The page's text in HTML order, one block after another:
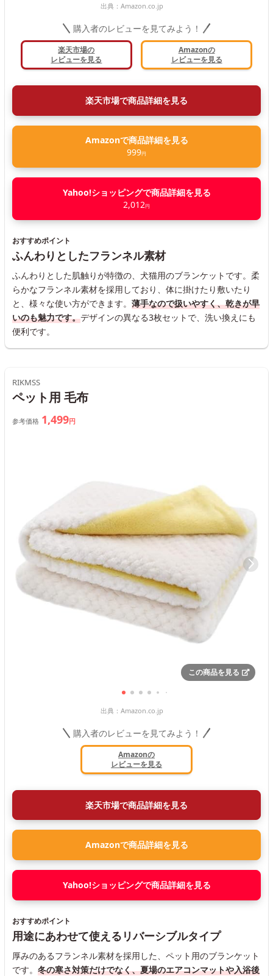
出典： Amazon.co.jp
購入者のレビューを見てみよう！
楽天市場の
レビューを見る
Amazonの
レビューを見る
楽天市場で商品詳細を見る
Amazonで商品詳細を見る
999円
Yahoo!ショッピングで商品詳細を見る
2,012円
おすすめポイント
ふんわりとしたフランネル素材
ふんわりとした肌触りが特徴の、犬猫用のブランケットです。柔
らかなフランネル素材を採用しており、体に掛けたり敷いたり
と、様々な使い方ができます。 薄手なので扱いやすく、乾きが早
いのも魅力です。デザインの異なる3枚セットで、洗い換えにも
便利です。
RIKMSS
ペット用 毛布
参考価格 1,499円
この商品を見る
出典： Amazon.co.jp
購入者のレビューを見てみよう！
Amazonの
レビューを見る
楽天市場で商品詳細を見る
Amazonで商品詳細を見る
Yahoo!ショッピングで商品詳細を見る
おすすめポイント
用途にあわせて使えるリバーシブルタイプ
厚みのあるフランネル素材を採用した、ペット用のブランケット
です。 冬の寒さ対策だけでなく、夏場のエアコンマットや入浴後